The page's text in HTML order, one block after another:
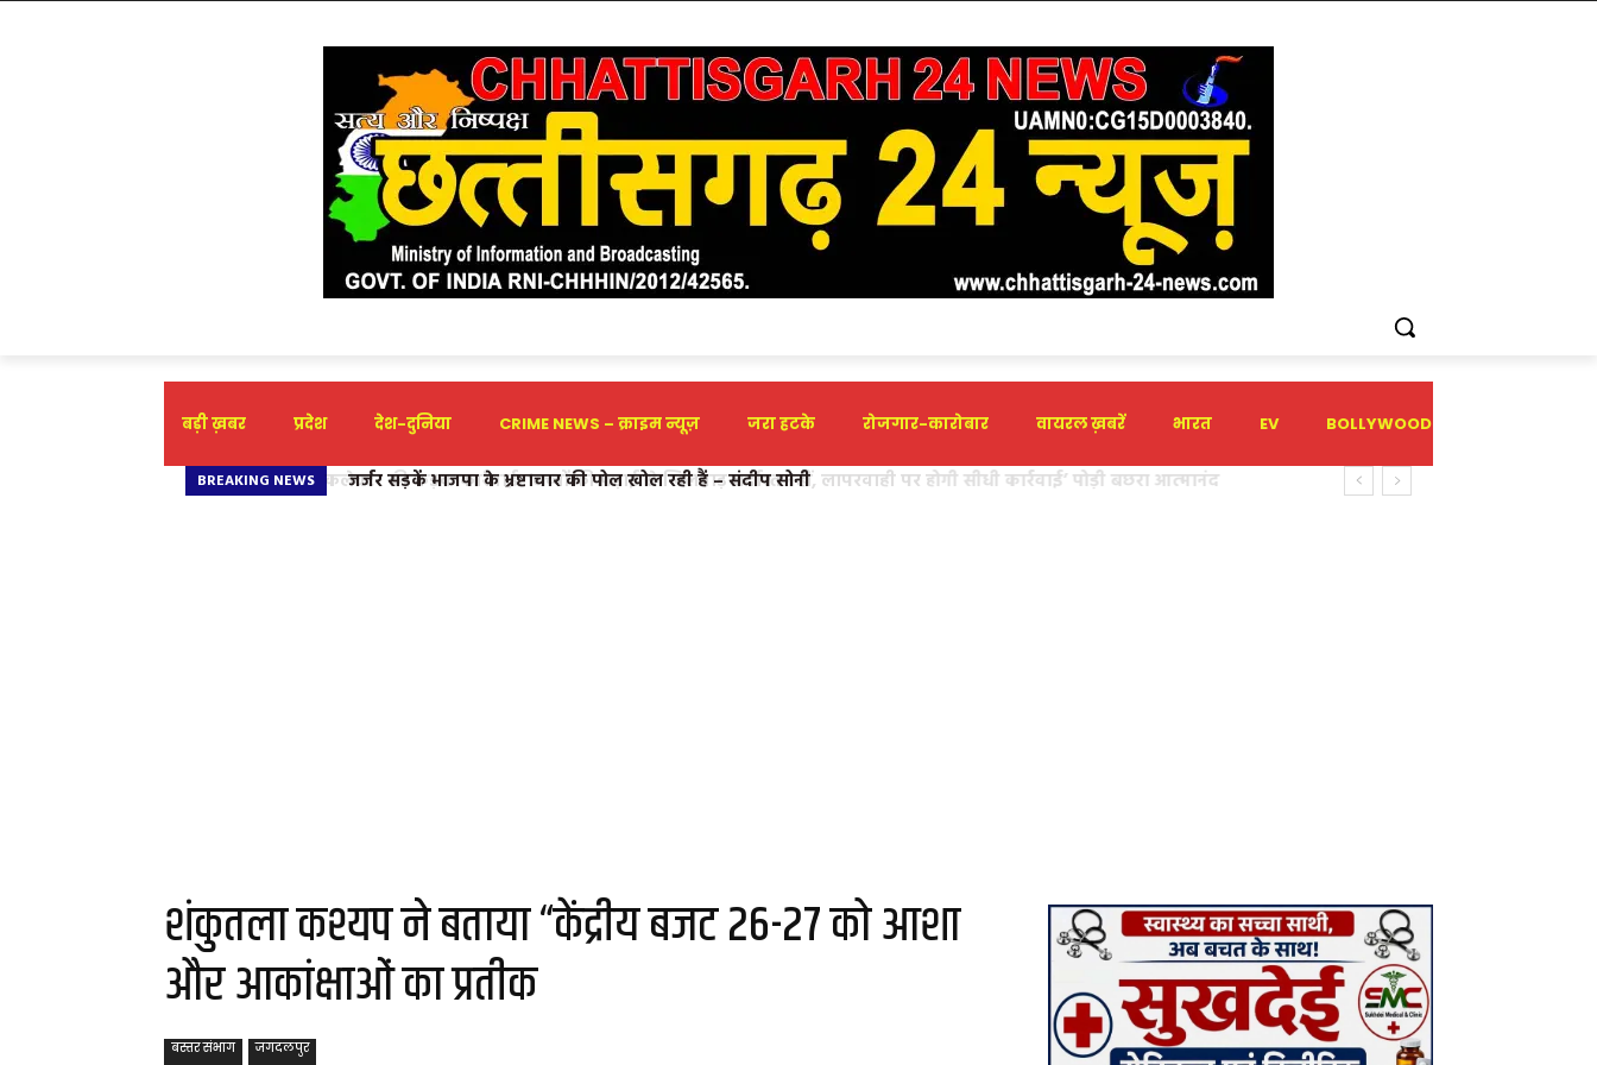
बड़ी ख़बर प्रदेश देश-दुनिया CRIME NEWS – क्राइम न्यूज़ जरा हटके रोजगार-कारोबार वायरल ख़बरें भारत EV BOLLYWOOD
BREAKING NEWS जर्जर सड़कें भाजपा के भ्रष्टाचार की पोल खोल रही हैं – संदीप सोनी
शंकुतला कश्यप ने बताया “केंद्रीय बजट 26-27 को आशा
और आकांक्षाओं का प्रतीक
बस्तर संभाग जगदलपुर